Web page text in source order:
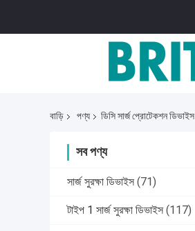
বাড়ি পণ্য ডিসি সার্জ প্রোটেকশন ডিভাইস
সব পণ্য
সার্জ সুরক্ষা ডিভাইস (71)
টাইপ 1 সার্জ সুরক্ষা ডিভাইস (117)